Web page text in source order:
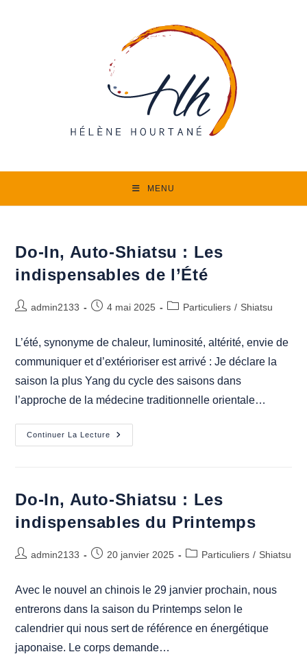
MENU
Do-In, Auto-Shiatsu : Les
indispensables de l’Été
Auteur/autrice
publication :
admin2133
Publication
4 mai 2025
PostParticuliers / Shiatsu
L’été, synonyme de chaleur, luminosité, altérité, envie de
communiquer et d’extérioriser est arrivé : Je déclare la
saison la plus Yang du cycle des saisons dans
l’approche de la médecine traditionnelle orientale…
Continuer La Lecture
Do-
In,
Indispensables
De
Do-In, Auto-Shiatsu : Les
indispensables du Printemps
Auteur/autrice
publication :
admin2133
Publication
20 janvier 2025
PostParticuliers / Shiatsu
Avec le nouvel an chinois le 29 janvier prochain, nous
entrerons dans la saison du Printemps selon le
calendrier qui nous sert de référence en énergétique
japonaise. Le corps demande…